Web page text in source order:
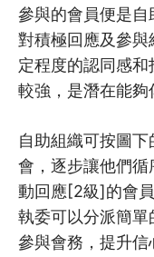
參與的會員便是
對積極回應及參
定程度的認同感
較強，是潛在能夠
自助組織可按圖
會，逐步讓他們
動回應[2級]的會
執委可以分派簡
參與會務，提升